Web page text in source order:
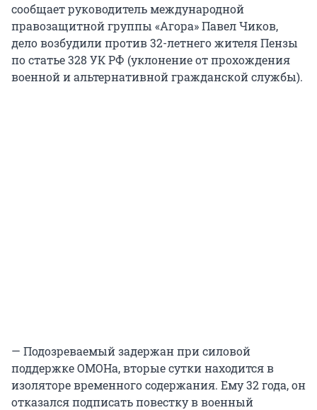
сообщает руководитель международной
правозащитной группы «Агора» Павел Чиков,
дело возбудили против 32-летнего жителя Пензы
по статье 328 УК РФ (уклонение от прохождения
военной и альтернативной гражданской службы).
— Подозреваемый задержан при силовой
поддержке ОМОНа, вторые сутки находится в
изоляторе временного содержания. Ему 32 года, он
отказался подписать повестку в военный